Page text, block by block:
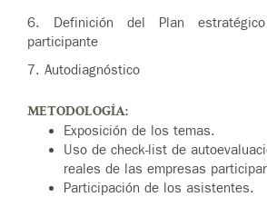
6. Definición del Plan
participante
7. Autodiagnóstico
METODOLOGÍA:
Exposición de los temas.
Uso de check-list de
reales de las empresas
Participación de los asistentes.